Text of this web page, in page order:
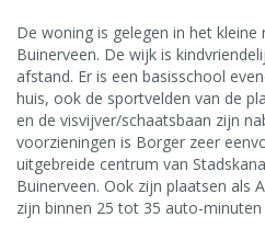
De woning is gelegen in het kleine
Buinerveen. De wijk is
afstand. Er is een basisschool
huis, ook de sportvelden van de
en de visvijver/schaatsbaan zijn
voorzieningen is Borger zeer
uitgebreide centrum van
Buinerveen. Ook zijn plaatsen als
zijn binnen 25 tot 35 auto-minuten